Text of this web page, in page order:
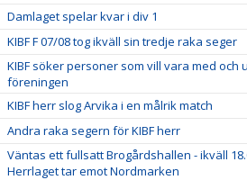
Damlaget spelar kvar i div 1
KIBF F 07/08 tog ikväll sin tredje raka seger
KIBF söker personer som vill vara med och
föreningen
KIBF herr slog Arvika i en målrik match
Andra raka segern för KIBF herr
Väntas ett fullsatt Brogårdshallen - ikväll
Herrlaget tar emot Nordmarken